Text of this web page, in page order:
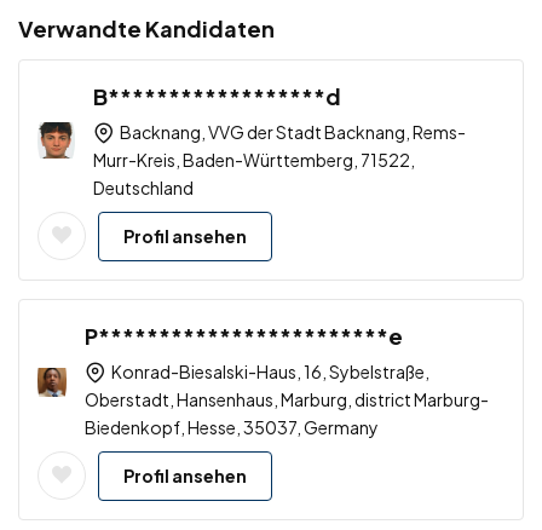
Verwandte Kandidaten
B******************d
Backnang, VVG der Stadt Backnang, Rems-
Murr-Kreis, Baden-Württemberg, 71522,
Deutschland
Profil ansehen
P************************e
Konrad-Biesalski-Haus, 16, Sybelstraße,
Oberstadt, Hansenhaus, Marburg, district Marburg-
Biedenkopf, Hesse, 35037, Germany
Profil ansehen